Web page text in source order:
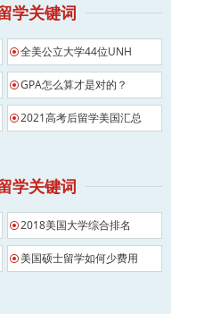
学关键词
全美公立大学44位UNH
GPA怎么算才是对的？
2021高考后留学美国汇总
学关键词
2018美国大学综合排名
美国硕士留学如何少费用